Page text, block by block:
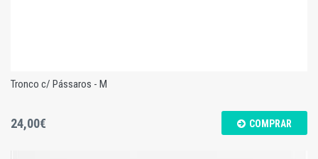
Tronco c/ Pássaros - M
24,00€ COMPRAR